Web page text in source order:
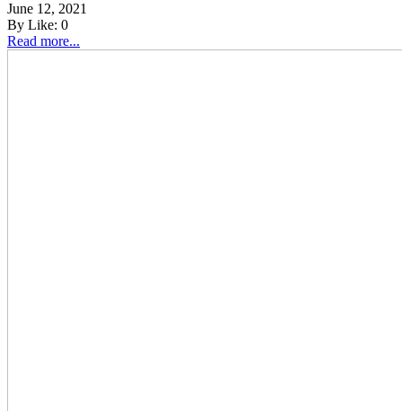
June 12, 2021
By Like: 0
Read more...